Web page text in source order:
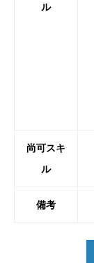
ル
尚可スキ
ル
備考